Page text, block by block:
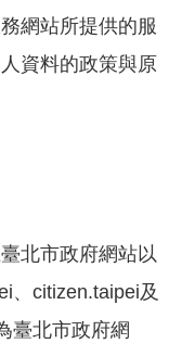
網站所提供的服
資料的政策與原
北市政府網站以
、citizen.taipei及
臺北市政府網